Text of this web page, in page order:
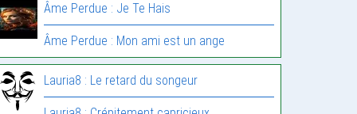
Âme Perdue : Je Te Hais
Âme Perdue : Mon ami est un ange
Lauria8 : Le retard du songeur